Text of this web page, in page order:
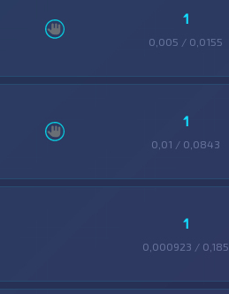
1
0,005 / 0,0155
1
0,01 / 0,0843
1
0,000923 / 0,185